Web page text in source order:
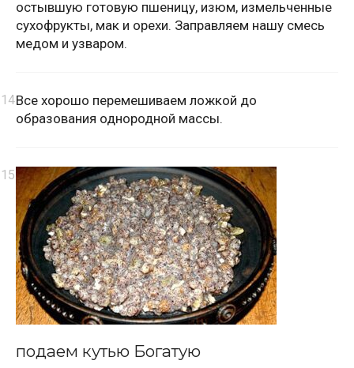
остывшую готовую пшеницу, изюм, измельченные
сухофрукты, мак и орехи. Заправляем нашу смесь
медом и узваром.
Все хорошо перемешиваем ложкой до
образования однородной массы.
подаем кутью Богатую